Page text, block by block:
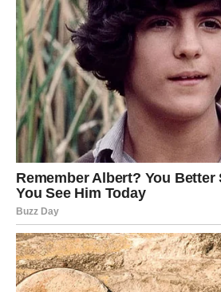
Nožem narežite tanke trakice
želji prepolovite trakice na
list tijesta daje otprilike28
Oblikovanje kiflica:
Svaku trakicu tijesta omotajte
(ili improviziranog valjkastog
rastegnite kako bi se
Posložite zamotane rolice na
za pečenje.
Premazivanje i pečenje:
Umutite jaje s 1 kašikom
rolicu.